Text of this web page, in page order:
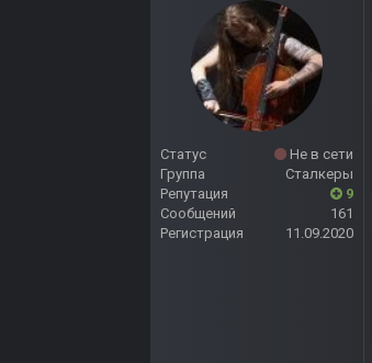
Статус
Не в сети
Группа
Сталкеры
Репутация
9
Сообщений
161
Регистрация
11.09.2020